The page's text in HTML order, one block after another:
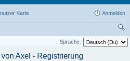
Karte Anmelden
uc
Sprache:
Axel - Registrierung